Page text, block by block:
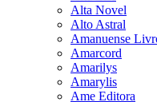
Alta Novel
Alto Astral
Amanuense
Amarcord
Amarilys
Amarylis
Ame Editora